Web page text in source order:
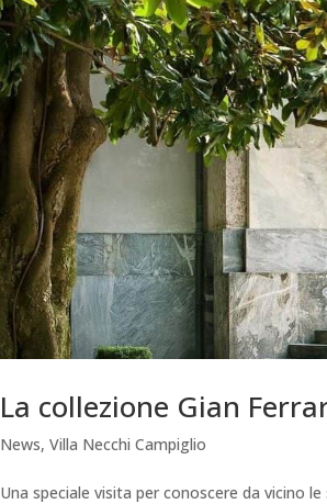
La collezione Gian
News,Villa Necchi Campiglio
Una speciale visita per conoscere da vicino